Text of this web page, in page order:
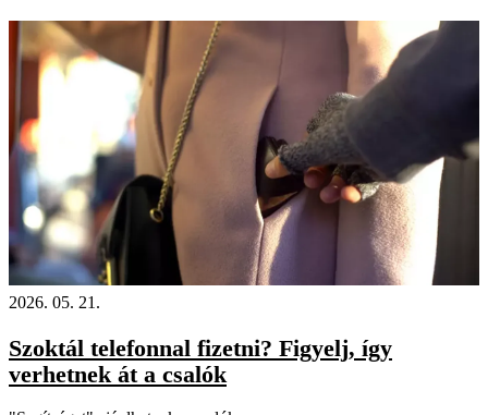
2026. 05. 21.
Szoktál telefonnal fizetni? Figyelj, így
verhetnek át a csalók